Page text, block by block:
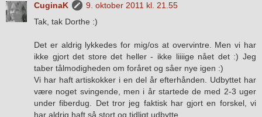
CuginaK
9. oktober 2011 kl. 21.55
Tak, tak Dorthe :)
Det er aldrig lykkedes for mig/os at overvintre. Men vi har
ikke gjort det store det heller - ikke liiiige nået det :) Jeg
taber tålmodigheden om foråret og såer nye igen :)
Vi har haft artiskokker i en del år efterhånden. Udbyttet har
være noget svingende, men i år startede de med 2-3 uger
under fiberdug. Det tror jeg faktisk har gjort en forskel, vi
har aldrig haft så stort og tidligt udbytte.